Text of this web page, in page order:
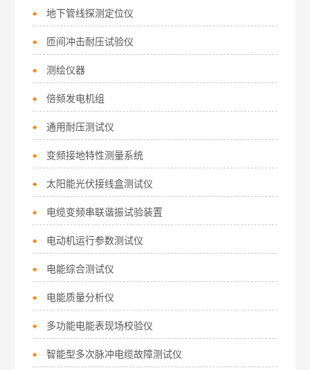
地下管线探测定位仪
匝间冲击耐压试验仪
测绘仪器
倍频发电机组
通用耐压测试仪
变频接地特性测量系统
太阳能光伏接线盒测试仪
电缆变频串联谐振试验装置
电动机运行参数测试仪
电能综合测试仪
电能质量分析仪
多功能电能表现场校验仪
智能型多次脉冲电缆故障测试仪